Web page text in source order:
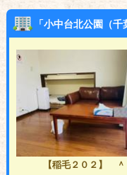
「小中台北公園（
【稲毛２０２】 ＾